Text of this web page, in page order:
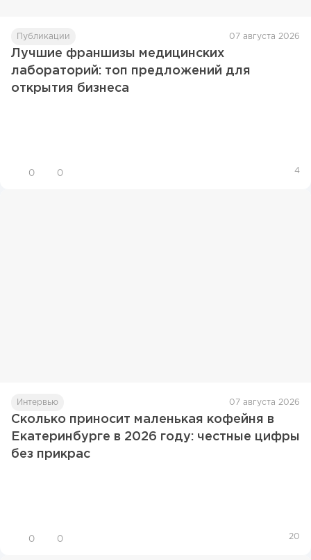
Публикации 07 августа 2026
Лучшие франшизы медицинских
лабораторий: топ предложений для
открытия бизнеса
0 0 4
Интервью 07 августа 2026
Сколько приносит маленькая кофейня в
Екатеринбурге в 2026 году: честные цифры
без прикрас
0 0 20